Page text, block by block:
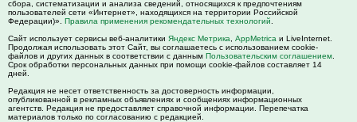
сбора, систематизации и анализа сведений, относящихся к предпочтениям
пользователей сети «Интернет», находящихся на территории Российской
Федерации)». Правила применения рекомендательных технологий
Сайт использует сервисы веб-аналитики Яндекс Метрика AppMetrica и LiveInternet.
Продолжая использовать этот Сайт, вы соглашаетесь с использованием cookie-
файлов и других данных в соответствии с данным Пользовательским соглашением
Срок обработки персональных данных при помощи cookie-файлов составляет 14
дней.
Редакция не несет ответственность за достоверность информации,
опубликованной в рекламных объявлениях и сообщениях информационных
агентств. Редакция не предоставляет справочной информации. Перепечатка
материалов только по согласованию с редакцией.